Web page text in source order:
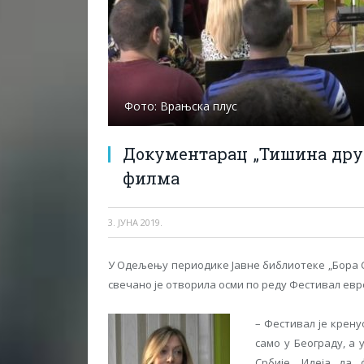
Фото: Врањска плус
Документарац „Тишина
филма
3. ЈУНА 2019.
У Oдељењу периодике Јавне библиотеке „Бора
свечано је отворила осми по реду Фестивал
– Фестивал је
само у Београду, а